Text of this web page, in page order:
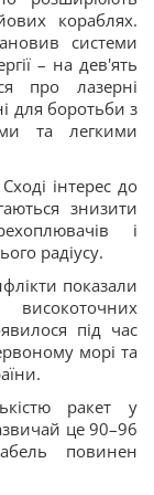
кораблях.
системи
– на дев'ять
про лазерні
для боротьби з
та легкими
інтерес до
знизити
і
радіусу.
показали
під час
морі та
ракет у
це 90–96
повинен